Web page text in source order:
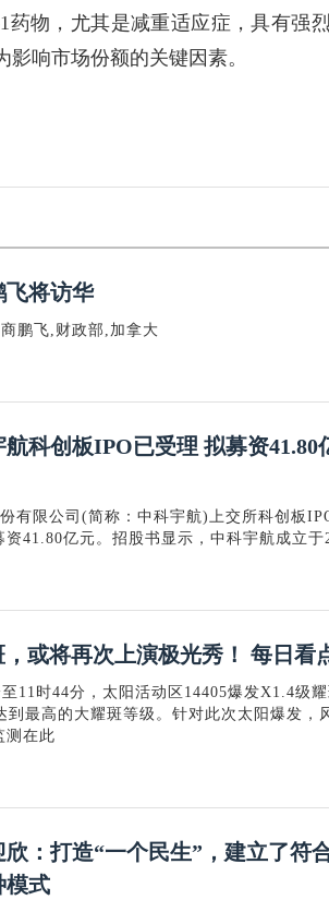
药物，尤其是减重适应症，具有强
响市场份额的关键因素。
飞将访华
鹏飞,财政部,加拿大
科创板IPO已受理 拟募资41.80
有限公司(简称：中科宇航)上交所科创板
41.80亿元。招股书显示，中科宇航成立于
或将再次上演极光秀！ 每日看
11时44分，太阳活动区14405爆发X1.4级
到最高的大耀斑等级。针对此次太阳爆发，
测在此
欣：打造“一个民生”，建立了符
模式